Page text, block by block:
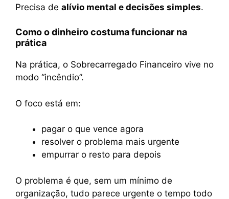
Precisa de alívio mental e decisões simples.
Como o dinheiro costuma funcionar na
prática
Na prática, o Sobrecarregado Financeiro vive no
modo “incêndio”.
O foco está em:
pagar o que vence agora
resolver o problema mais urgente
empurrar o resto para depois
O problema é que, sem um mínimo de
organização, tudo parece urgente o tempo todo